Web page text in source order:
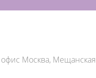
Москва, Мещанская